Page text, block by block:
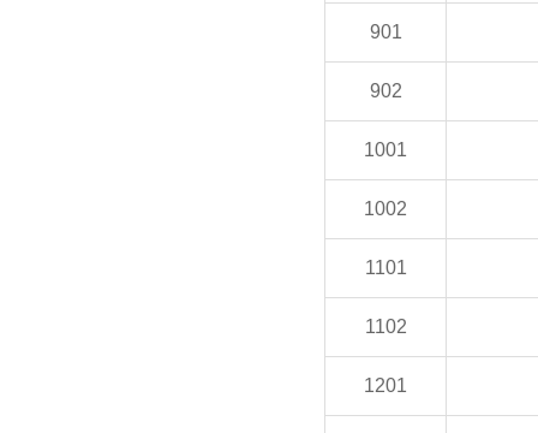
901
902
1001
1002
1101
1102
1201